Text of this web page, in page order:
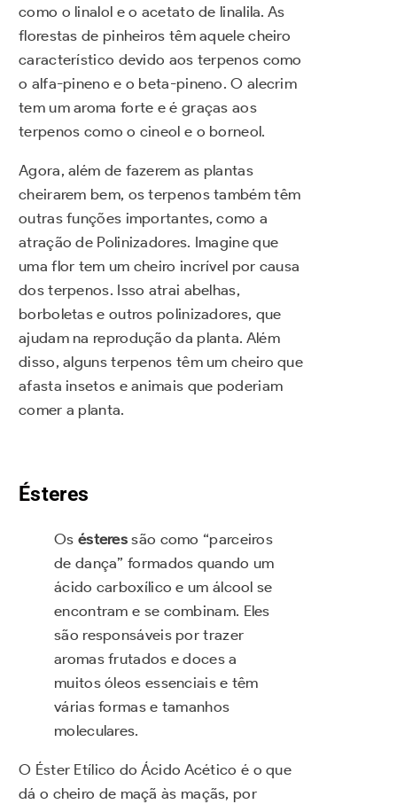
como o linalol e o acetato de linalila. As
florestas de pinheiros têm aquele cheiro
característico devido aos terpenos como
o alfa-pineno e o beta-pineno. O alecrim
tem um aroma forte e é graças aos
terpenos como o cineol e o borneol.
Agora, além de fazerem as plantas
cheirarem bem, os terpenos também têm
outras funções importantes, como a
atração de Polinizadores. Imagine que
uma flor tem um cheiro incrível por causa
dos terpenos. Isso atrai abelhas,
borboletas e outros polinizadores, que
ajudam na reprodução da planta. Além
disso, alguns terpenos têm um cheiro que
afasta insetos e animais que poderiam
comer a planta.
Ésteres
Os ésteres são como “parceiros
de dança” formados quando um
ácido carboxílico e um álcool se
encontram e se combinam. Eles
são responsáveis por trazer
aromas frutados e doces a
muitos óleos essenciais e têm
várias formas e tamanhos
moleculares.
O Éster Etílico do Ácido Acético é o que
dá o cheiro de maçã às maçãs, por